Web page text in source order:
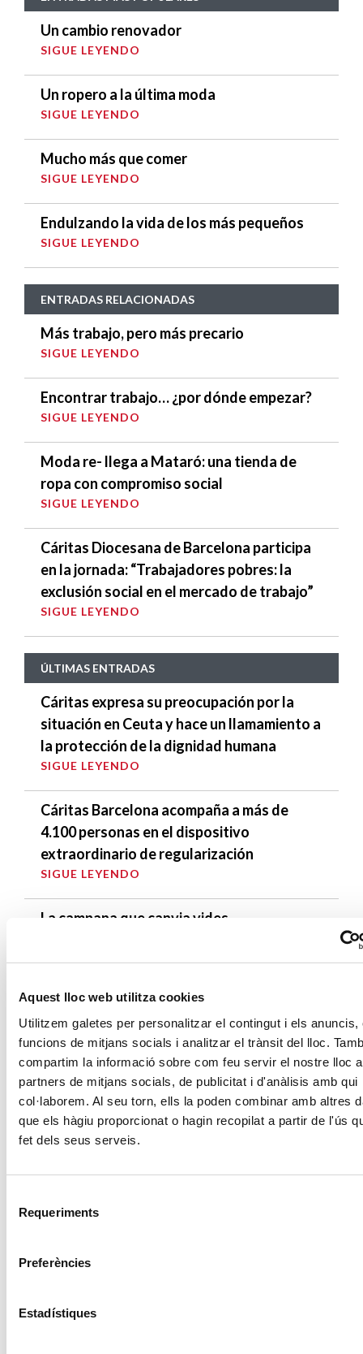
Aquest lloc web utilitza cookies
Utilitzem galetes per personalitzar el contingut i els anuncis,
funcions de mitjans socials i analitzar el trànsit del lloc.
compartim la informació sobre com feu servir el nostre lloc
partners de mitjans socials, de publicitat i d'anàlisis amb qui
col·laborem. Al seu torn, ells la poden combinar amb altres
que els hàgiu proporcionat o hagin recopilat a partir de l'ús
fet dels seus serveis.
Requeriments
Preferències
Estadístiques
Un cambio renovador
SIGUE LEYENDO
Un ropero a la última moda
SIGUE LEYENDO
Mucho más que comer
SIGUE LEYENDO
Endulzando la vida de los más pequeños
SIGUE LEYENDO
ENTRADAS RELACIONADAS
Más trabajo, pero más precario
SIGUE LEYENDO
Encontrar trabajo… ¿por dónde empezar?
SIGUE LEYENDO
Moda re- llega a Mataró: una tienda de
ropa con compromiso social
SIGUE LEYENDO
Cáritas Diocesana de Barcelona participa
en la jornada: “Trabajadores pobres: la
exclusión social en el mercado de trabajo”
SIGUE LEYENDO
ÚLTIMAS ENTRADAS
Cáritas expresa su preocupación por la
situación en Ceuta y hace un llamamiento a
la protección de la dignidad humana
SIGUE LEYENDO
Cáritas Barcelona acompaña a más de
4.100 personas en el dispositivo
extraordinario de regularización
SIGUE LEYENDO
La campana que canvia vides
hacer crecer el Maresme
SIGUE LEYENDO
Campañas solidarias